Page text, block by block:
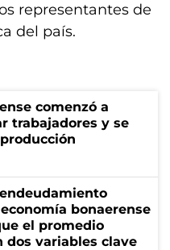
representantes de
del país.
comenzó a
trabajadores y se
bonaerense
el promedio
dos variables clave